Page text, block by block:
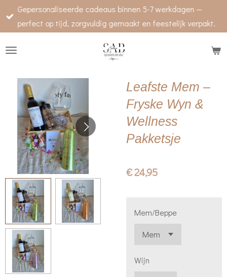
direct
de
Gepersonaliseerde cadeaus binnen 5-7 werkdagen —
perfect op tijd, zorgvuldig gemaakt en feestelijk verpakt.
Leafste Mem –
Fryske Wyn &
Wellness
Pakketsje
€ 24,95
Mem/Beppe
Wijn